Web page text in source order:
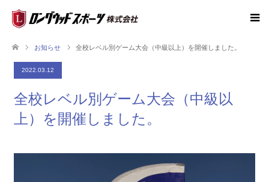
お知らせ 全校レベル別ゲーム大会（中級以上）を開催しました。
2022.03.12
全校レベル別ゲーム大会（中級以
上）を開催しました。